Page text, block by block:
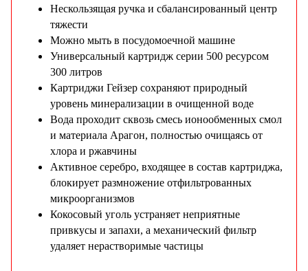
Нескользящая ручка и сбалансированный центр
тяжести
Можно мыть в посудомоечной машине
Универсальный картридж серии 500 ресурсом
300 литров
Картриджи Гейзер сохраняют природный
уровень минерализации в очищенной воде
Вода проходит сквозь смесь ионообменных смол
и материала Арагон, полностью очищаясь от
хлора и ржавчины
Активное серебро, входящее в состав картриджа,
блокирует размножение отфильтрованных
микроорганизмов
Кокосовый уголь устраняет неприятные
привкусы и запахи, а механический фильтр
удаляет нерастворимые частицы